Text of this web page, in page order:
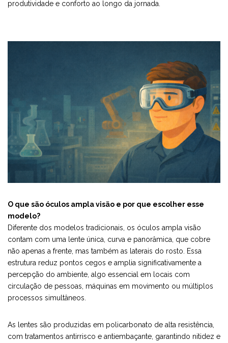
produtividade e conforto ao longo da jornada.
O que são óculos ampla visão e por que escolher esse
modelo?
Diferente dos modelos tradicionais, os óculos ampla visão
contam com uma lente única, curva e panorâmica, que cobre
não apenas a frente, mas também as laterais do rosto. Essa
estrutura reduz pontos cegos e amplia significativamente a
percepção do ambiente, algo essencial em locais com
circulação de pessoas, máquinas em movimento ou múltiplos
processos simultâneos.
As lentes são produzidas em policarbonato de alta resistência,
com tratamentos antirrisco e antiembaçante, garantindo nitidez e